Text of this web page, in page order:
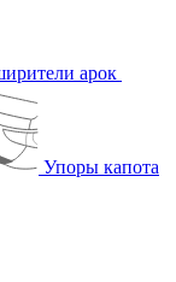
арок
Упоры капота